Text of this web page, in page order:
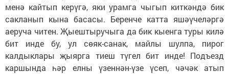
менә кайтып керүгә, яки урамга чыгып киткәндә бик
сакланып кына басасы. Беренче катта яшәүчеләргә
аеруча читен. Җыештыручыга да бик кыенга туры килә
бит инде бу, ул сөяк-санак, майлы шулпа, пирог
калдыклары җыярга тиеш түгел бит инде! Подъезд
каршында һәр елны үзеннән-үзе үсеп, чәчәк атып